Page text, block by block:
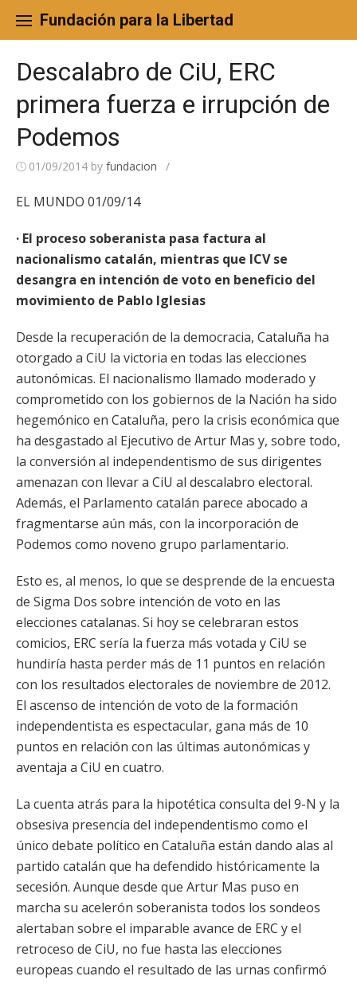
content
Fundación para la Libertad
Descalabro de CiU, ERC
primera fuerza e irrupción de
Podemos
01/09/2014 by fundacion /
EL MUNDO 01/09/14
· El proceso soberanista pasa factura al
nacionalismo catalán, mientras que ICV se
desangra en intención de voto en beneficio del
movimiento de Pablo Iglesias
Desde la recuperación de la democracia, Cataluña ha
otorgado a CiU la victoria en todas las elecciones
autonómicas. El nacionalismo llamado moderado y
comprometido con los gobiernos de la Nación ha sido
hegemónico en Cataluña, pero la crisis económica que
ha desgastado al Ejecutivo de Artur Mas y, sobre todo,
la conversión al independentismo de sus dirigentes
amenazan con llevar a CiU al descalabro electoral.
Además, el Parlamento catalán parece abocado a
fragmentarse aún más, con la incorporación de
Podemos como noveno grupo parlamentario.
Esto es, al menos, lo que se desprende de la encuesta
de Sigma Dos sobre intención de voto en las
elecciones catalanas. Si hoy se celebraran estos
comicios, ERC sería la fuerza más votada y CiU se
hundiría hasta perder más de 11 puntos en relación
con los resultados electorales de noviembre de 2012.
El ascenso de intención de voto de la formación
independentista es espectacular, gana más de 10
puntos en relación con las últimas autonómicas y
aventaja a CiU en cuatro.
La cuenta atrás para la hipotética consulta del 9-N y la
obsesiva presencia del independentismo como el
único debate político en Cataluña están dando alas al
partido catalán que ha defendido históricamente la
secesión. Aunque desde que Artur Mas puso en
marcha su acelerón soberanista todos los sondeos
alertaban sobre el imparable avance de ERC y el
retroceso de CiU, no fue hasta las elecciones
europeas cuando el resultado de las urnas confirmó